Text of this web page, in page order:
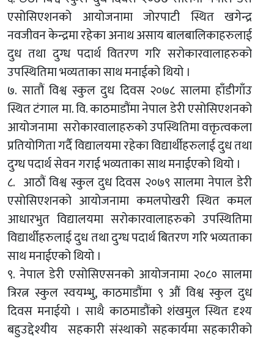
एसोसिएशनको आयोजनामा जोरपाटी स्थित खगेन्द्र
नवजीवन केन्द्रमा रहेका अनाथ असाय बालबालिकाहरुलाई
दुध तथा दुग्ध पदार्थ वितरण गरि सरोकारवालाहरुको
उपस्थितिमा भव्यताका साथ मनाईको थियो ।
७. सातौं विश्व स्कुल दुध दिवस २०७८ सालमा हाँडीगाँउ
स्थित टंगाल मा. वि. काठमाडौंमा नेपाल डेरी एसोसिएशनको
आयोजनामा सरोकारवालाहरुको उपस्थितिमा वक्तृत्वकला
प्रतियोगिता गर्दै विद्यालयमा रहेका विद्यार्थीहरुलाई दुध तथा
दुग्ध पदार्थ सेवन गराई भव्यताका साथ मनाईएको थियो ।
८. आठौं विश्व स्कुल दुध दिवस २०७९ सालमा नेपाल डेरी
एसोसिएशनको आयोजनामा कमलपोखरी स्थित कमल
आधारभुत विद्यालयमा सरोकारवालाहरुको उपस्थितिमा
विद्यार्थीहरुलाई दुध तथा दुग्ध पदार्थ बितरण गरि भव्यताका
साथ मनाईएको थियो ।
९. नेपाल डेरी एसोसिएसनको आयोजनामा २०८० सालमा
त्रिरत्न स्कुल स्वयम्भु, काठमाडौंमा ९ औं विश्व स्कुल दुध
दिवस मनाईयो । साथै काठमाडौंको शंखमुल स्थित दृश्य
बहुउद्देश्यीय सहकारी संस्थाको सहकार्यमा सहकारीको